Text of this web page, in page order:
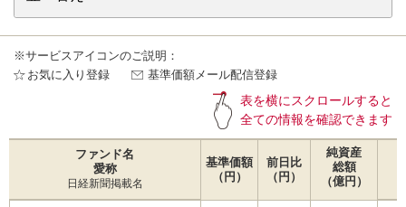
※サービスアイコンのご説明：
お気に入り登録
基準価額メール配信登録
表を横にスクロールすると
全ての情報を確認できます
ファンド名
愛称
日経新聞掲載名
基準価額
（円）
前日比
（円）
純資産
総額
（億円）